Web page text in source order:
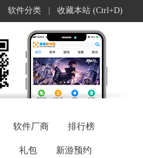
软件分类 收藏本站 (Ctrl+D)
软件厂商 排行榜
礼包 新游预约